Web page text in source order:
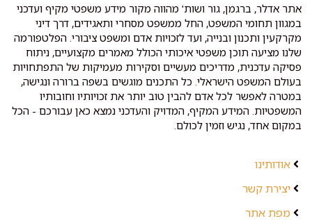
אתר אדלר, ברגמן, גור ושות' מהווה מקור מידע משפטי מקיף ועדכני
במגוון תחומי המשפט, החל ממשפט מסחרי ותאגידים, דרך דיני
מקרקעין ותכנון ובנייה, ועד לזכויות אדם ומשפט ציבורי. הפלטפורמה
שלנו מציעה תוכן משפטי איכותי הכולל מאמרים מקצועיים, ניתוח
פסיקה עדכנית, מדריכים מעשיים וסקירות מעמיקות של התפתחויות
בעולם המשפט הישראלי. כל התכנים מוגשים בשפה ברורה ונגישה,
במטרה לאפשר לכל אדם להבין טוב יותר את זכויותיו וחובותיו
המשפטיות. המידע המקיף, המדויק והעדכני נמצא כאן עבורכם - הכל
במקום אחד, נגיש וזמין לכולם.
אודותינו
יצירת קשר
מפת אתר